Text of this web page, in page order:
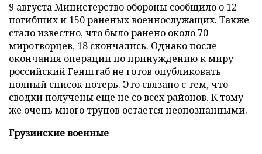
9 августа Министерство обороны сообщило о 12
погибших и 150 раненых военнослужащих. Также
стало известно, что было ранено около 70
миротворцев, 18 скончались. Однако после
окончания операции по принуждению к миру
российский Генштаб не готов опубликовать
полный список потерь. Это связано с тем, что
сводки получены еще не со всех районов. К тому
же очень много трупов остается неопознанными.
Грузинские военные